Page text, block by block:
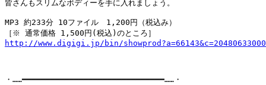
皆さんもスリムなボディーを手に入れましょう。
MP3 約233分 10ファイル　1,200円（税込み）
http://www.digigi.jp/bin/
・……━━━━━━━━━━━━━━━━━━━━━━━━━━━━━━……・